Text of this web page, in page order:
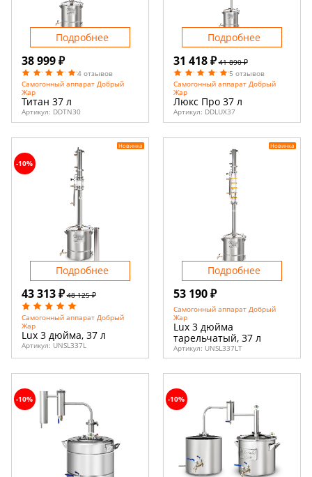
38 999 ₽
4 отзывов
Самогонный аппарат Добрый
Жар
Титан 37 л
Артикул: DDTN30
Подробнее
31 418 ₽ 41 890 ₽
5 отзывов
Самогонный аппарат Добрый
Жар
Люкс Про 37 л
Артикул: DDLUX37
Подробнее
Новинка
43 313 ₽ 48 125 ₽
Самогонный аппарат Добрый
Жар
Lux 3 дюйма, 37 л
Артикул: UNSL337L
-10%
Подробнее
Новинка
53 190 ₽
Самогонный аппарат Добрый
Жар
Lux 3 дюйма
тарельчатый, 37 л
Артикул: UNSL337LT
Подробнее
-10% -10%